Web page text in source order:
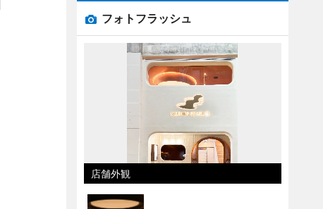
フォトフラッシュ
店舗外観